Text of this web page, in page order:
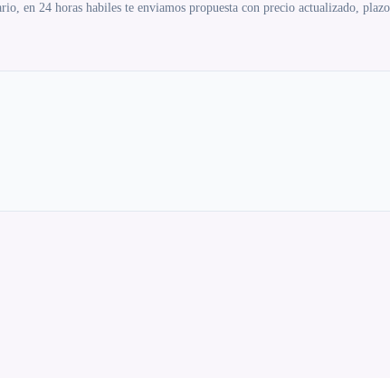
en 24 horas habiles te enviamos propuesta con precio actualizado,